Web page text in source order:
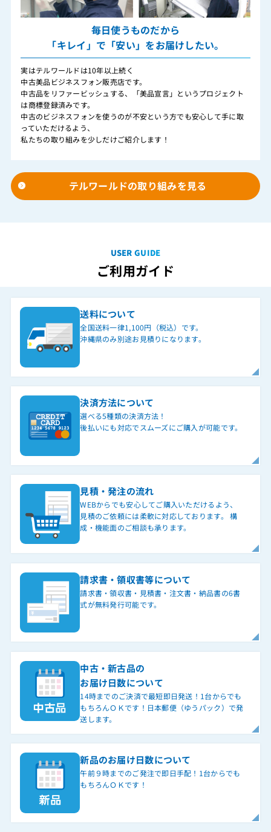
毎日使うものだから
「キレイ」で「安い」をお届けしたい。
実はテルワールドは10年以上続く
中古美品ビジネスフォン販売店です。
中古品をリファービッシュする、「美品宣言」というプロジェクト
は商標登録済みです。
中古のビジネスフォンを使うのが不安という方でも安心して手に取
っていただけるよう、
私たちの取り組みを少しだけご紹介します！
テルワールドの取り組みを見る
USER GUIDE
ご利用ガイド
送料について
全国送料一律1,100円（税込）です。
沖縄県のみ別途お見積りになります。
決済方法について
選べる5種類の決済方法！
後払いにも対応でスムーズにご購入が可能です。
見積・発注の流れ
WEBからでも安心してご購入いただけるよう、
見積のご依頼には柔軟に対応しております。 構
成・機能面のご相談も承ります。
請求書・領収書等について
請求書・領収書・見積書・注文書・納品書の6書
式が無料発行可能です。
中古・新古品の
お届け日数について
14時までのご決済で最短即日発送！1台からでも
もちろんＯＫです！日本郵便（ゆうパック）で発
送します。
新品のお届け日数について
午前９時までのご発注で即日手配！1台からでも
もちろんＯＫです！